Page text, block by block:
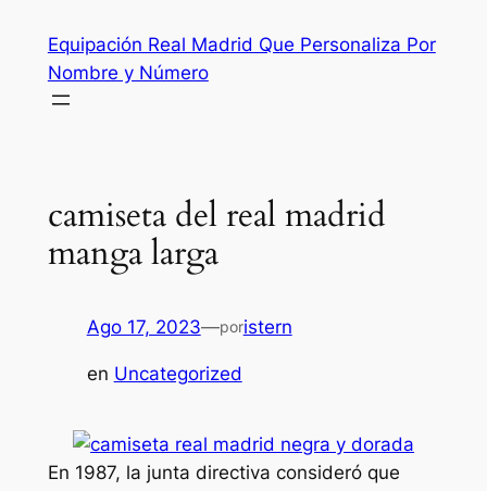
contenido
Equipación Real Madrid Que Personaliza Por
Nombre y Número
camiseta del real madrid
manga larga
Ago 17, 2023—poristern
en Uncategorized
En 1987, la junta directiva consideró que